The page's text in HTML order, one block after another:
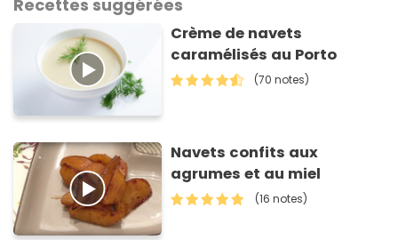
Recettes suggérées
Crème de navets
caramélisés au Porto
(70 notes)
Navets confits aux
agrumes et au miel
(16 notes)